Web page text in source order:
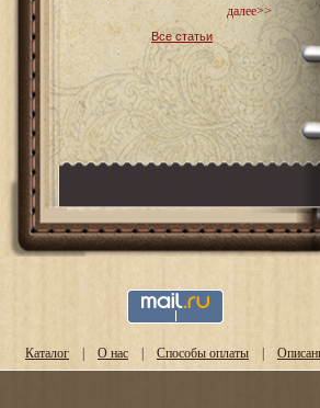
далее>>
Все статьи
Каталог | О нас | Способы оплаты |